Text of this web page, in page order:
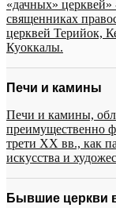
«дачных» церквей»
священниках
церквей Терийок,
Куоккалы.
Печи и камины
Печи и камины,
преимущественно
трети XX вв., как
искусства и
Бывшие церкви